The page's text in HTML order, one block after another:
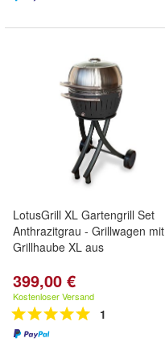
LotusGrill XL Gartengrill Set
Anthrazitgrau - Grillwagen mit
Grillhaube XL aus
399,00 €
Kostenloser Versand
1